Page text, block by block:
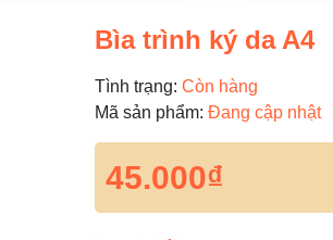
Bìa trình ký da A4
Tình trạng: Còn hàng
Mã sản phẩm: Đang cập nhật
45.000₫